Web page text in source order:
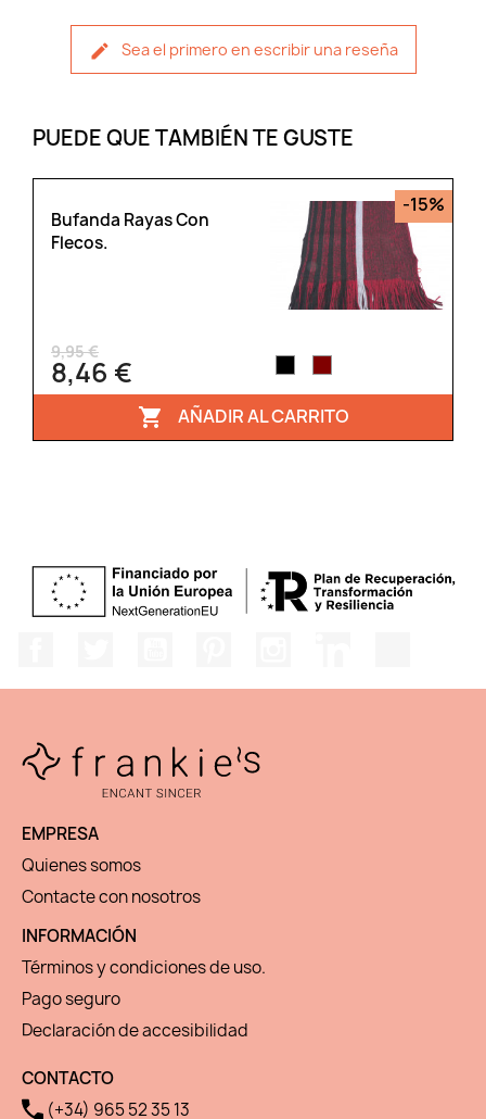
Sea el primero en escribir una reseña
PUEDE QUE TAMBIÉN TE GUSTE
Bufanda Rayas Con
Flecos.
9,95 €
8,46 €
-15%
 AÑADIR AL CARRITO
EMPRESA
Quienes somos
Contacte con nosotros
INFORMACIÓN
Términos y condiciones de uso.
Pago seguro
Declaración de accesibilidad
CONTACTO
(+34) 965 52 35 13